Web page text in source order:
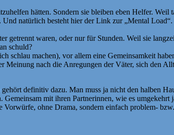
hätten. Sondern sie bleiben eben Helfer. Weil
natürlich besteht hier der Link zur „Mental
getrennt waren, oder nur für Stunden. Weil sie
schuld?
schlau machen), vor allem eine Gemeinsamkeit
nach die Anregungen der Väter, sich den
definitiv dazu. Man muss ja nicht den halben
mit ihren Partnerinnen, wie es umgekehrt
ohne Drama, sondern einfach problem-